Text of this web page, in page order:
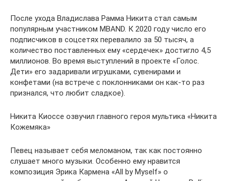
После ухода Владислава Рамма Никита стал самым
популярным участником MBAND. К 2020 году число его
подписчиков в соцсетях перевалило за 50 тысяч, а
количество поставленных ему «сердечек» достигло 4,5
миллионов. Во время выступлений в проекте «Голос.
Дети» его задаривали игрушками, сувенирами и
конфетами (на встрече с поклонниками он как-то раз
признался, что любит сладкое).
Никита Киоссе озвучил главного героя мультика «Никита
Кожемяка»
Певец называет себя меломаном, так как постоянно
слушает много музыки. Особенно ему нравится
композиция Эрика Кармена «All by Myself» о